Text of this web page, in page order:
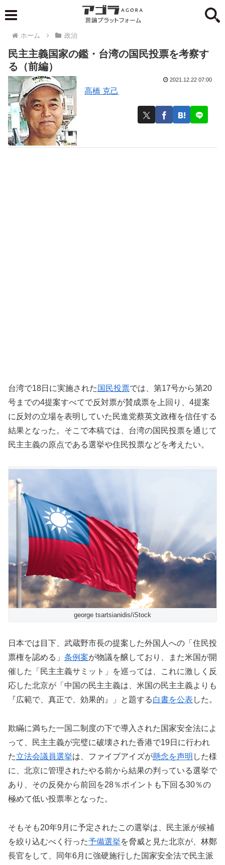
ホーム 政治
民主主義国家の鑑・台湾の国民投票を考察す
る（前編）
高橋 克己
2021.12.22 07:00
台湾で18日に実施された 国民投票では、第17号から第20
号までの4提案すべてで反対票が賛成票を上回り、4提案
に反対の立場を表明していた民進党蔡英文政権を信任する
結果となった。そこで本稿では、台湾の国民投票を通じて
民主主義の原点である選挙や住民投票などを考えたい。
george tsartsianidis/iStock
日本では目下、武蔵野市長の提案した外国人への「住民投
票権を認める」 条例案が物議を醸しており、また米国が開
催した「民主主義サミット」を巡っては、これに激しく反
応した北京が「中国の民主主義は、米国の民主主義よりも
『広範で、真正で、効果的』」と題する白書を公表 した。
欺瞞に満ちた一国二制度の下で導入された国家安全法によ
って、民主主義が完璧に破壊された香港で19日に行われ
た立法会議員選挙は、ファイブアイズが懸念を声明 した様
に、北京に管理されたやる前から結果の判っている選挙で
あり、その反発から前回を28％ポイントも下回る30％の
極めて低い投票率となった。
そもそも20年9月に予定されたこの選挙は、民主派が候補
を絞り込むべく行った予備選挙を脅威と見た北京が、林鄭
長官をして、同年6月に強硬施行した国家安全法で民主派